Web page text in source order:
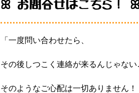
ꕤ お問合せはこちら！
「一度問い合わせたら、
その後しつこく連絡が来るんじゃない
そのようなご心配は一切ありません！